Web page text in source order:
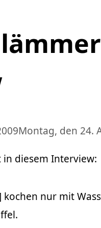
Montag, den 24.
diesem Interview:
nur mit